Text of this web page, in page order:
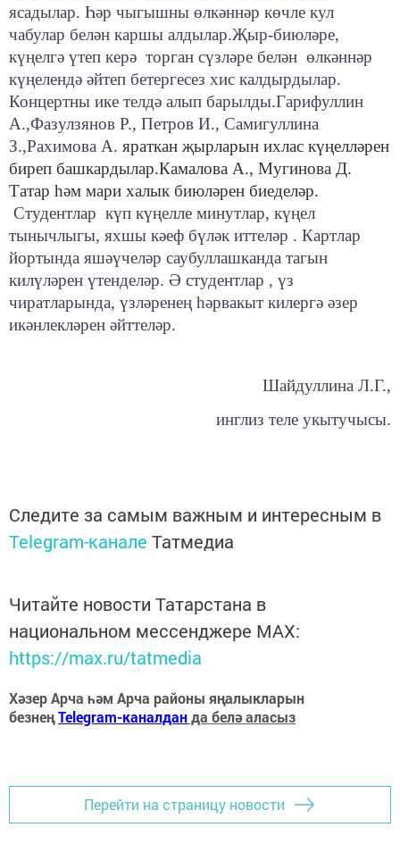
ясадылар. Һәр чыгышны өлкәннәр көчле кул
чабулар белән каршы алдылар.Җыр-биюләре,
күңелгә үтеп керә торган сүзләре белән өлкәннәр
күңелендә әйтеп бетергесез хис калдырдылар.
Концертны ике телдә алып барылды.Гарифуллин
А.,Фазулзянов Р., Петров И., Самигуллина
З.,Рахимова А. яраткан җырларын ихлас күңелләрен
биреп башкардылар.Камалова А., Мугинова Д.
Татар һәм мари халык биюләрен биеделәр.
Студентлар күп күңелле минутлар, күңел
тынычлыгы, яхшы кәеф бүләк иттеләр . Картлар
йортында яшәүчеләр саубуллашканда тагын
килүләрен үтенделәр. Ә студентлар , үз
чиратларында, үзләренең һәрвакыт килергә әзер
икәнлекләрен әйттеләр.
Шайдуллина Л.Г.,
инглиз теле укытучысы.
Следите за самым важным и интересным в
Telegram-канале Татмедиа
Читайте новости Татарстана в
национальном мессенджере MАХ:
https://max.ru/tatmedia
Хәзер Арча һәм Арча районы яңалыкларын
безнеңTelegram-каналданда белә аласыз
Перейти на страницу новости